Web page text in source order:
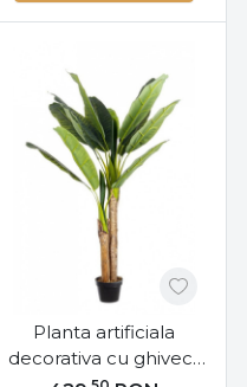
Planta artificiala
decorativa cu ghiveci,